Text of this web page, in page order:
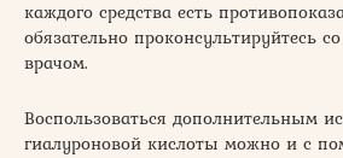
каждого средства есть
обязательно проконсультируйтесь
врачом.
Воспользоваться дополнительным
гиалуроновой кислоты можно и с